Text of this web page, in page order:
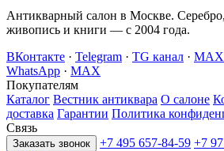
Антикварный салон в Москве.
живопись и книги — с 2004 года.
ВКонтакте · Telegram · TG канал · MAX
WhatsApp · MAX
Покупателям
Каталог Вестник антиквара О салоне
доставка Гарантии Политика
Связь
Заказать звонок +7 495 657-84-59 +7